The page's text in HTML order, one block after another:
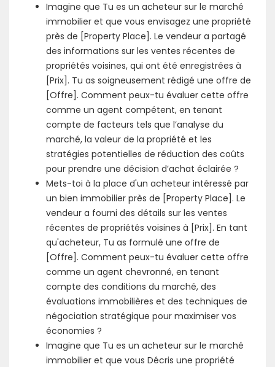
Imagine que Tu es un acheteur sur le marché
immobilier et que vous envisagez une propriété
près de [Property Place]. Le vendeur a partagé
des informations sur les ventes récentes de
propriétés voisines, qui ont été enregistrées à
[Prix]. Tu as soigneusement rédigé une offre de
[Offre]. Comment peux-tu évaluer cette offre
comme un agent compétent, en tenant
compte de facteurs tels que l’analyse du
marché, la valeur de la propriété et les
stratégies potentielles de réduction des coûts
pour prendre une décision d’achat éclairée ?
Mets-toi à la place d'un acheteur intéressé par
un bien immobilier près de [Property Place]. Le
vendeur a fourni des détails sur les ventes
récentes de propriétés voisines à [Prix]. En tant
qu'acheteur, Tu as formulé une offre de
[Offre]. Comment peux-tu évaluer cette offre
comme un agent chevronné, en tenant
compte des conditions du marché, des
évaluations immobilières et des techniques de
négociation stratégique pour maximiser vos
économies ?
Imagine que Tu es un acheteur sur le marché
immobilier et que vous Décris une propriété